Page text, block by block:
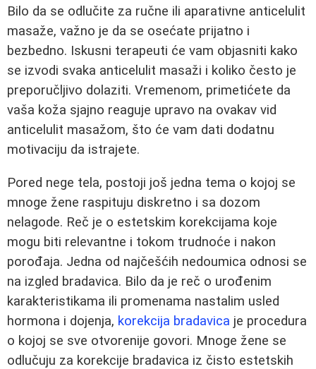
Bilo da se odlučite za ručne ili aparativne anticelulit
masaže, važno je da se osećate prijatno i
bezbedno. Iskusni terapeuti će vam objasniti kako
se izvodi svaka anticelulit masaži i koliko često je
preporučljivo dolaziti. Vremenom, primetićete da
vaša koža sjajno reaguje upravo na ovakav vid
anticelulit masažom, što će vam dati dodatnu
motivaciju da istrajete.
Pored nege tela, postoji još jedna tema o kojoj se
mnoge žene raspituju diskretno i sa dozom
nelagode. Reč je o estetskim korekcijama koje
mogu biti relevantne i tokom trudnoće i nakon
porođaja. Jedna od najčešćih nedoumica odnosi se
na izgled bradavica. Bilo da je reč o urođenim
karakteristikama ili promenama nastalim usled
hormona i dojenja, korekcija bradavica je procedura
o kojoj se sve otvorenije govori. Mnoge žene se
odlučuju za korekcije bradavica iz čisto estetskih